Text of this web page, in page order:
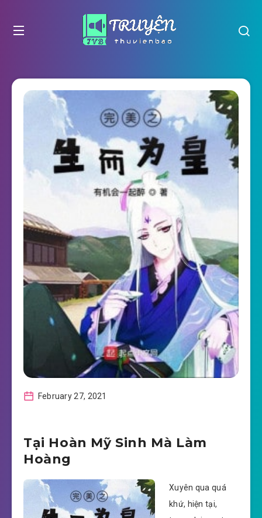
February 27, 2021
Tại Hoàn Mỹ Sinh Mà Làm
Hoàng
Xuyên qua quá
khứ, hiện tại,